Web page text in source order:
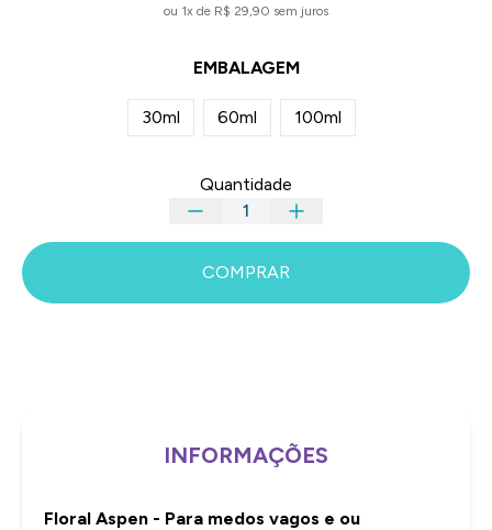
ou 1x de R$ 29,90 sem juros
EMBALAGEM
30ml 60ml 100ml
Quantidade
COMPRAR
INFORMAÇÕES
Floral Aspen - Para medos vagos e ou